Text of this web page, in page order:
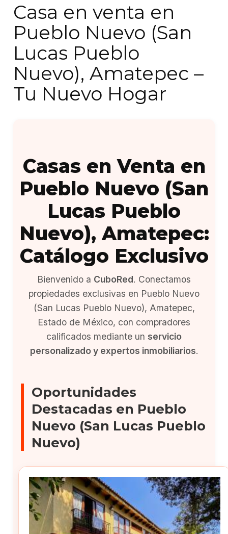
Casa en venta en
Pueblo Nuevo (San
Lucas Pueblo
Nuevo), Amatepec –
Tu Nuevo Hogar
Casas en Venta en
Pueblo Nuevo (San
Lucas Pueblo
Nuevo), Amatepec:
Catálogo Exclusivo
Bienvenido a CuboRed. Conectamos
propiedades exclusivas en Pueblo Nuevo
(San Lucas Pueblo Nuevo), Amatepec,
Estado de México, con compradores
calificados mediante un servicio
personalizado y expertos inmobiliarios.
Oportunidades
Destacadas en Pueblo
Nuevo (San Lucas Pueblo
Nuevo)